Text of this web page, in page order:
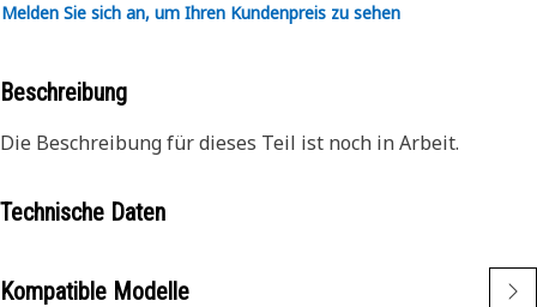
Melden Sie sich an, um Ihren Kundenpreis zu sehen
Beschreibung
Die Beschreibung für dieses Teil ist noch in Arbeit.
Technische Daten
Kompatible Modelle